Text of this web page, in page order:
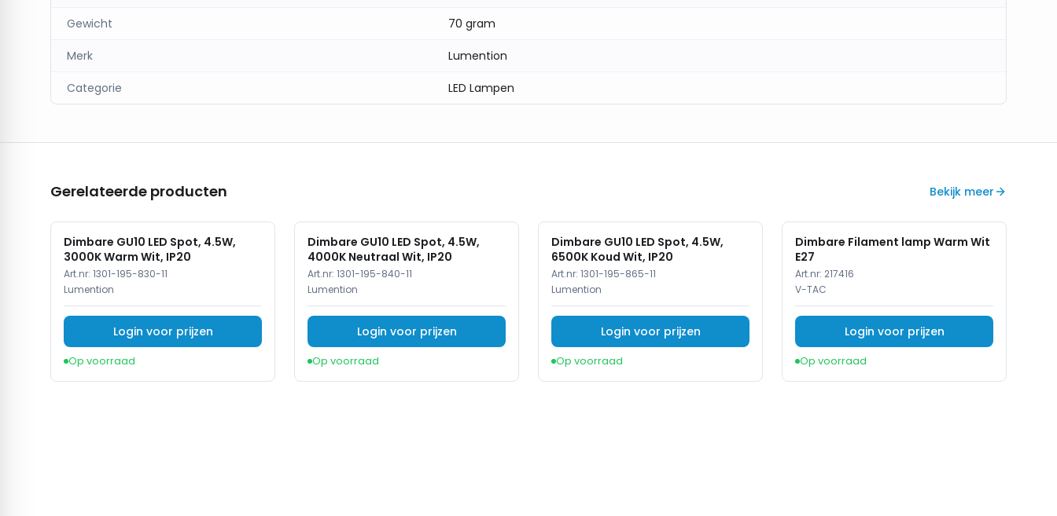
Gewicht 70 gram
Merk Lumention
Categorie LED Lampen
Gerelateerde producten Bekijk meer
Dimbare GU10 LED Spot, 4.5W,
3000K Warm Wit, IP20
Art.nr: 1301-195-830-11
Lumention
Login voor prijzen
Op voorraad
Dimbare GU10 LED Spot, 4.5W,
4000K Neutraal Wit, IP20
Art.nr: 1301-195-840-11
Lumention
Login voor prijzen
Op voorraad
Dimbare GU10 LED Spot, 4.5W,
6500K Koud Wit, IP20
Art.nr: 1301-195-865-11
Lumention
Login voor prijzen
Op voorraad
Dimbare Filament lamp Warm Wit
E27
Art.nr: 217416
V-TAC
Login voor prijzen
Op voorraad